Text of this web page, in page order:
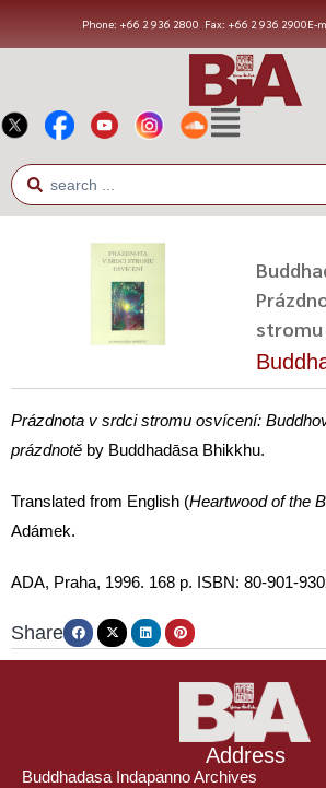
Phone: +66 2 936 2800 Fax: +66 2 936 2900E-
stromu
Prázdnota v srdci stromu osvícení:
prázdnotě by Buddhadāsa Bhikkhu.
Translated from English (Heartwood of the
Adámek.
ADA, Praha, 1996. 168 p. ISBN: 80-901-
Share
Address
Buddhadasa Indapanno Archives